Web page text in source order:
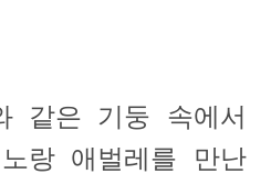
같은 기둥 속에서
랑 애벌레를 만난